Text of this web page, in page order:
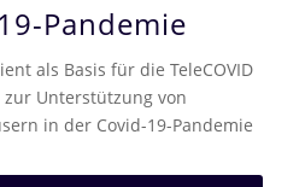
Pandemie
als Basis für die TeleCOVID
zur Unterstützung von
in der Covid-19-Pandemie